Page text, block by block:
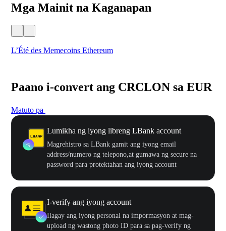
Mga Mainit na Kaganapan
L’Été des Memecoins Ethereum
Paano i-convert ang CRCLON sa EUR
Matuto pa
Lumikha ng iyong libreng LBank account
Magrehistro sa LBank gamit ang iyong email
address/numero ng telepono,at gumawa ng secure na
password para protektahan ang iyong account
I-verify ang iyong account
Ilagay ang iyong personal na impormasyon at mag-
upload ng wastong photo ID para sa pag-verify ng